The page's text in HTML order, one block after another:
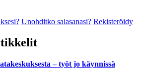
Unohditko salasanasi? Rekisteröidy
– työt jo käynnissä